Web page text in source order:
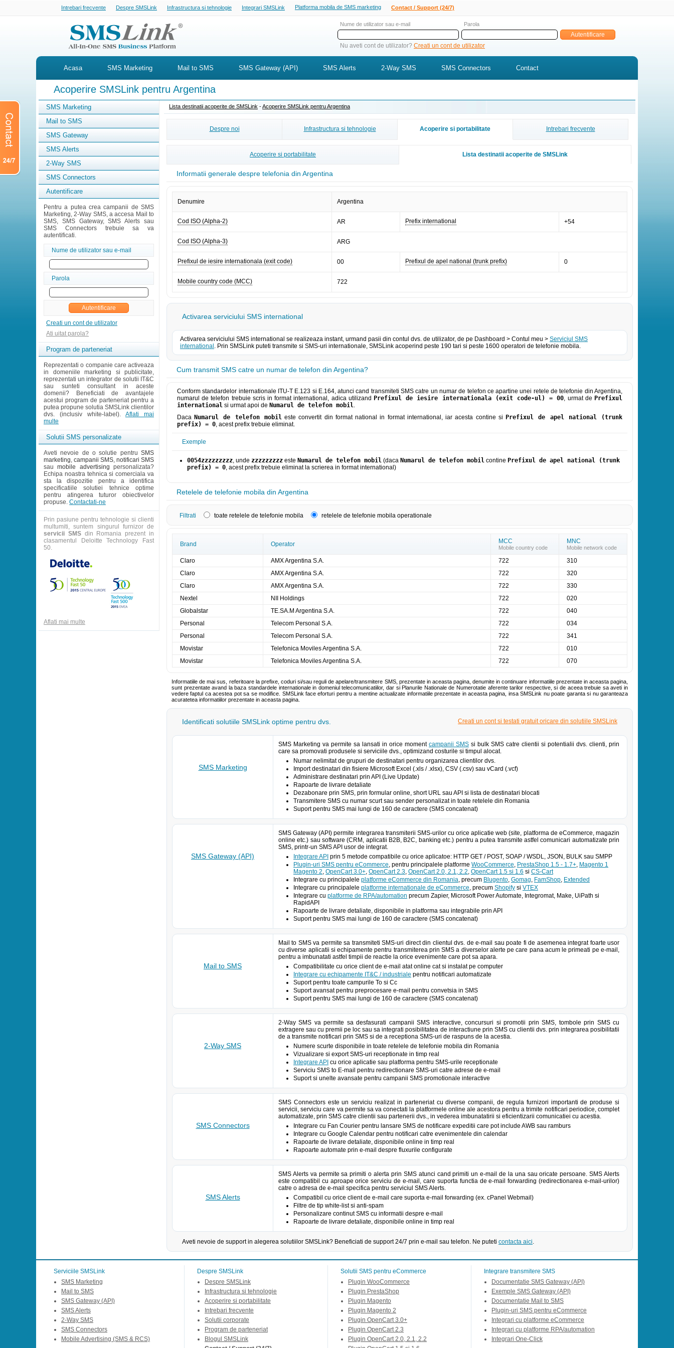
Intrebari frecvente Despre SMSLink Infrastructura si tehnologie Integrari SMSLink Platforma mobila de SMS marketing Contact / Support (24/7)
Nume de utilizator sau e-mail Parola
Nu aveti cont de utilizator? Creati un cont de utilizator
Acasa SMS Marketing Mail to SMS SMS Gateway (API) SMS Alerts 2-Way SMS SMS Connectors Contact
Acoperire SMSLink pentru Argentina
SMS Marketing
Mail to SMS
SMS Gateway
SMS Alerts
2-Way SMS
SMS Connectors
Autentificare
Pentru a putea crea campanii de SMS
Marketing, 2-Way SMS, a accesa Mail to
SMS, SMS Gateway, SMS Alerts sau
SMS Connectors trebuie sa va
autentificati.
Nume de utilizator sau e-mail
Parola
Creati un cont de utilizator
Ati uitat parola?
Program de parteneriat
Reprezentati o companie care activeaza
in domeniile marketing si publicitate,
reprezentati un integrator de solutii IT&C
sau sunteti consultant in aceste
domenii? Beneficiati de avantajele
acestui program de parteneriat pentru a
putea propune solutia SMSLink clientilor
dvs. (inclusiv white-label). Aflati mai
multe
Solutii SMS personalizate
Aveti nevoie de o solutie pentru SMS
marketing, campanii SMS, notificari SMS
saumobile advertising personalizata?
Echipa noastra tehnica si comerciala va
sta la dispozitie pentru a identifica
specificatiile solutiei tehnice optime
pentru atingerea tuturor obiectivelor
propuse. Contactati-ne
Prin pasiune pentru tehnologie si clienti
multumiti, suntem singurul furnizor de
servicii SMSdin Romania prezent in
clasamentul Deloitte Technology Fast
50.
Aflati mai multe
Lista destinatii acoperite de SMSLink -Acoperire SMSLink pentru Argentina
Despre noi Infrastructura si tehnologie Acoperire si portabilitate Intrebari frecvente
Acoperire si portabilitate Lista destinatii acoperite de SMSLink
Informatii generale despre telefonia din Argentina
Denumire Argentina
Cod ISO (Alpha-2) AR Prefix international +54
Cod ISO (Alpha-3) ARG
Prefixul de iesire internationala (exit code) 00 Prefixul de apel national (trunk prefix) 0
Mobile country code (MCC) 722
Activarea serviciului SMS international
Activarea serviciului SMS international se realizeaza instant, urmand pasii din contul dvs. de utilizator, de pe Dashboard > Contul meu > Serviciul SMS
international . Prin SMSLink puteti transmite si SMS-uri internationale, SMSLink acoperind peste 190 tari si peste 1600 operatori de telefonie mobila.
Cum transmit SMS catre un numar de telefon din Argentina?
Conform standardelor internationale ITU-T E.123 si E.164, atunci cand transmiteti SMS catre un numar de telefon ce apartine unei retele de telefonie din Argentina,
numarul de telefon trebuie scris in format international, adica utilizand Prefixul de iesire internationala (exit code-ul) = 00, urmat de Prefixul
international si urmat apoi de Numarul de telefon mobil.
Daca Numarul de telefon mobileste convertit din format national in format international, iar acesta contine si Prefixul de apel national (trunk
prefix) = 0, acest prefix trebuie eliminat.
Exemple
0054zzzzzzzzz, unde zzzzzzzzz este Numarul de telefon mobil (daca Numarul de telefon mobil contine Prefixul de apel national (trunk
prefix) = 0, acest prefix trebuie eliminat la scrierea in format international)
Retelele de telefonie mobila din Argentina
Filtrati toate retelele de telefonie mobila retelele de telefonie mobila operationale
Brand Operator MCC
Mobile country code
MNC
Mobile network code
Claro AMX Argentina S.A. 722
310
Claro
AMX Argentina S.A. 722
320
Claro
AMX Argentina S.A. 722
330
Nextel
NII Holdings 722
020
Globalstar
TE.SA.M Argentina S.A. 722
040
Personal
Telecom Personal S.A. 722
034
Personal
Telecom Personal S.A. 722
341
Movistar
Telefonica Moviles Argentina S.A. 722
010
Movistar
Telefonica Moviles Argentina S.A. 722 070
Informatiile de mai sus, referitoare la prefixe, coduri si/sau reguli de apelare/transmitere SMS, prezentate in aceasta pagina, denumite in continuare informatiile prezentate in aceasta pagina,
sunt prezentate avand la baza standardele internationale in domeniul telecomunicatiilor, dar si Planurile Nationale de Numerotatie aferente tarilor respective, si de aceea trebuie sa aveti in
vedere faptul ca acestea pot sa se modifice. SMSLink face eforturi pentru a mentine actualizate informatiile prezentate in aceasta pagina, insa SMSLink nu poate garanta si nu garanteaza
acuratetea informatiilor prezentate in aceasta pagina.
Identificati solutiile SMSLink optime pentru dvs. Creati un cont si testati gratuit oricare din solutiile SMSLink
SMS Marketing
SMS Marketing va permite sa lansati in orice moment campanii SMS si bulk SMS catre clientii si potentialii dvs. clienti, prin
care sa promovati produsele si serviciile dvs., optimizand costurile si timpul alocat.
Numar nelimitat de grupuri de destinatari pentru organizarea clientilor dvs.
Import destinatari din fisiere Microsoft Excel (.xls / .xlsx), CSV (.csv) sau vCard (.vcf)
Administrare destinatari prin API (Live Update)
Rapoarte de livrare detaliate
Dezabonare prin SMS, prin formular online, short URL sau API si lista de destinatari blocati
Transmitere SMS cu numar scurt sau sender personalizat in toate retelele din Romania
Suport pentru SMS mai lungi de 160 de caractere (SMS concatenat)
SMS Gateway (API)
SMS Gateway (API) permite integrarea transmiterii SMS-urilor cu orice aplicatie web (site, platforma de eCommerce, magazin
online etc.) sau software (CRM, aplicatii B2B, B2C, banking etc.) pentru a putea transmite astfel comunicari automatizate prin
SMS, printr-un SMS API usor de integrat.
Integrare API prin 5 metode compatibile cu orice aplicatoe: HTTP GET / POST, SOAP / WSDL, JSON, BULK sau SMPP
Plugin-uri SMS pentru eCommerce, pentru principalele platforme WooCommerce, PrestaShop 1.5 - 1.7+, Magento 1
Magento 2, OpenCart 3.0+, OpenCart 2.3, OpenCart 2.0, 2.1, 2.2, OpenCart 1.5 si 1.6 si CS-Cart
Integrare cu principalele platforme eCommerce din Romania, precum Blugento, Gomag, FamShop, Extended
Integrare cu principalele platforme internationale de eCommerce, precum Shopify si VTEX
Integrare cu platforme de RPA/automation precum Zapier, Microsoft Power Automate, Integromat, Make, UiPath si
RapidAPI
Rapoarte de livrare detaliate, disponibile in platforma sau integrabile prin API
Suport pentru SMS mai lungi de 160 de caractere (SMS concatenat)
Mail to SMS
Mail to SMS va permite sa transmiteti SMS-uri direct din clientul dvs. de e-mail sau poate fi de asemenea integrat foarte usor
cu diverse aplicatii si echipamente pentru transmiterea prin SMS a diverselor alerte pe care pana acum le primeati pe e-mail,
pentru a imbunatati astfel timpii de reactie la orice evenimente care pot sa apara.
Compatibilitate cu orice client de e-mail atat online cat si instalat pe computer
Integrare cu echipamente IT&C / industriale pentru notificari automatizate
Suport pentru toate campurile To si Cc
Suport avansat pentru preprocesare e-mail pentru convetsia in SMS
Suport pentru SMS mai lungi de 160 de caractere (SMS concatenat)
2-Way SMS
2-Way SMS va permite sa desfasurati campanii SMS interactive, concursuri si promotii prin SMS, tombole prin SMS cu
extragere sau cu premii pe loc sau sa integrati posibilitatea de interactiune prin SMS cu clientii dvs. prin integrarea posibilitatii
de a transmite notificari prin SMS si de a receptiona SMS-uri de raspuns de la acestia.
Numere scurte disponibile in toate retelele de telefonie mobila din Romania
Vizualizare si export SMS-uri receptionate in timp real
Integrare API cu orice aplicatie sau platforma pentru SMS-urile receptionate
Serviciu SMS to E-mail pentru redirectionare SMS-uri catre adrese de e-mail
Suport si unelte avansate pentru campanii SMS promotionale interactive
SMS Connectors
SMS Connectors este un serviciu realizat in parteneriat cu diverse companii, de regula furnizori importanti de produse si
servicii, serviciu care va permite sa va conectati la platformele online ale acestora pentru a trimite notificari periodice, complet
automatizate, prin SMS catre clientii sau partenerii dvs., in vederea imbunatatirii si eficientizarii comunicatiei cu acestia.
Integrare cu Fan Courier pentru lansare SMS de notificare expeditii care pot include AWB sau ramburs
Integrare cu Google Calendar pentru notificari catre evenimentele din calendar
Rapoarte de livrare detaliate, disponibile online in timp real
Rapoarte automate prin e-mail despre fluxurile configurate
SMS Alerts
SMS Alerts va permite sa primiti o alerta prin SMS atunci cand primiti un e-mail de la una sau oricate persoane. SMS Alerts
este compatibil cu aproape orice serviciu de e-mail, care suporta functia de e-mail forwarding (redirectionarea e-mail-urilor)
catre o adresa de e-mail specifica pentru serviciul SMS Alerts.
Compatibil cu orice client de e-mail care suporta e-mail forwarding (ex. cPanel Webmail)
Filtre de tip white-list si anti-spam
Personalizare continut SMS cu informatii despre e-mail
Rapoarte de livrare detaliate, disponibile online in timp real
Aveti nevoie de support in alegerea solutiilor SMSLink? Beneficiati de support 24/7 prin e-mail sau telefon. Ne puteti contacta aici.
Serviciile SMSLink
SMS Marketing
Mail to SMS
SMS Gateway (API)
SMS Alerts
2-Way SMS
SMS Connectors
Mobile Advertising (SMS & RCS)
Despre SMSLink
Despre SMSLink
Infrastructura si tehnologie
Acoperire si portabilitate
Intrebari frecvente
Solutii corporate
Program de parteneriat
Blogul SMSLink
Solutii SMS pentru eCommerce
Plugin WooCommerce
Plugin PrestaShop
Plugin Magento
Plugin Magento 2
Plugin OpenCart 3.0+
Plugin OpenCart 2.3
Plugin OpenCart 2.0, 2.1, 2.2
Integrare transmitere SMS
Documentatie SMS Gateway (API)
Exemple SMS Gateway (API)
Documentatie Mail to SMS
Plugin-uri SMS pentru eCommerce
Integrari cu platforme eCommerce
Integrari cu platforme RPA/automation
Integrari One-Click